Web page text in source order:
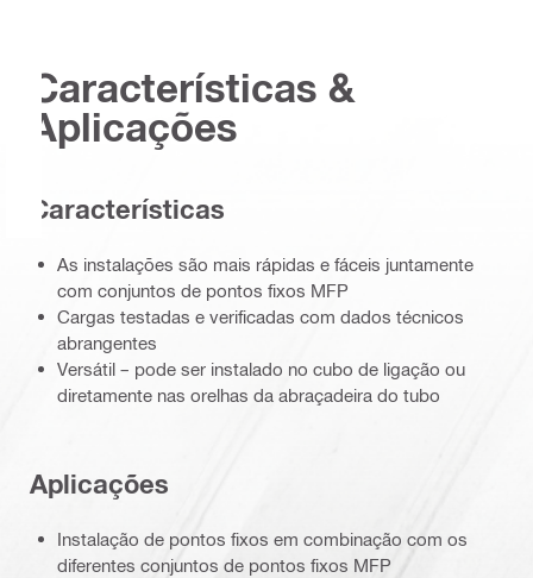
Características &
Aplicações
Características
As instalações são mais rápidas e fáceis juntamente
com conjuntos de pontos fixos MFP
Cargas testadas e verificadas com dados técnicos
abrangentes
Versátil – pode ser instalado no cubo de ligação ou
diretamente nas orelhas da abraçadeira do tubo
Aplicações
Instalação de pontos fixos em combinação com os
diferentes conjuntos de pontos fixos MFP